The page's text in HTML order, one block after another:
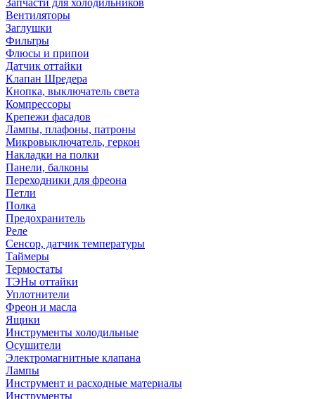
Запчасти для холодильников
Вентиляторы
Заглушки
Фильтры
Флюсы и припои
Датчик оттайки
Клапан Шредера
Кнопка, выключатель света
Компрессоры
Крепежи фасадов
Лампы, плафоны, патроны
Микровыключатель, геркон
Накладки на полки
Панели, балконы
Переходники для фреона
Петли
Полка
Предохранитель
Реле
Сенсор, датчик температуры
Таймеры
Термостаты
ТЭНы оттайки
Уплотнители
Фреон и масла
Ящики
Инструменты холодильные
Осушители
Электромагнитные клапана
Лампы
Инструмент и расходные материалы
Инструменты